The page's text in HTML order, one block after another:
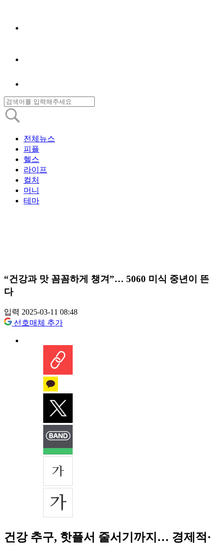
전체뉴스
피플
헬스
라이프
컬처
머니
테마
“건강과 맛 꼼꼼하게 챙겨”… 5060 미식 중년이 뜬
다
입력 2025-03-11 08:48
선호매체 추가
건강 추구, 핫플서 줄서기까지… 경제적·